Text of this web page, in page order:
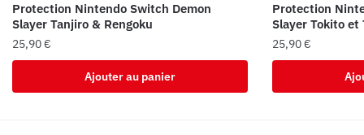
Protection Nintendo Switch Demon
Slayer Tanjiro & Rengoku
25,90€
Ajouter au panier
Protection
Slayer Tokito et
25,90€